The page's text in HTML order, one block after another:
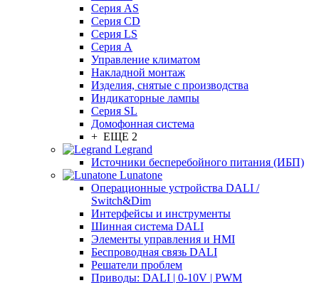
Серия AS
Серия CD
Серия LS
Серия A
Управление климатом
Накладной монтаж
Изделия, снятые с производства
Индикаторные лампы
Серия SL
Домофонная система
+ ЕЩЕ 2
Legrand
Источники бесперебойного питания (ИБП)
Lunatone
Операционные устройства DALI /
Switch&Dim
Интерфейсы и инструменты
Шинная система DALI
Элементы управления и HMI
Беспроводная связь DALI
Решатели проблем
Приводы: DALI | 0-10V | PWM